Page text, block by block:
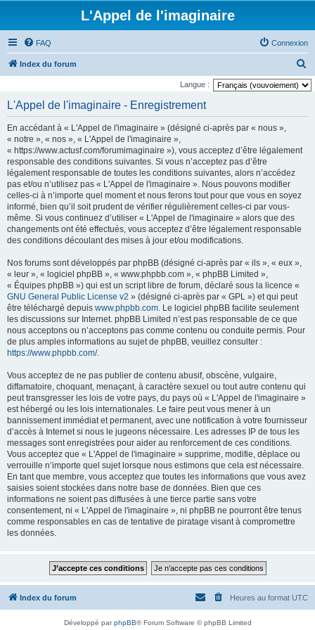
L'Appel de l'imaginaire
FAQ Connexion
Index du forum
e
Langue :
L'Appel de l'imaginaire - Enregistrement
En accédant à « L'Appel de l'imaginaire » (désigné ci-après par « nous »,
« notre », « nos », « L'Appel de l'imaginaire »,
« https://www.actusf.com/forumimaginaire »), vous acceptez d’être légalement
responsable des conditions suivantes. Si vous n’acceptez pas d’être
légalement responsable de toutes les conditions suivantes, alors n’accédez
pas et/ou n’utilisez pas « L'Appel de l'imaginaire ». Nous pouvons modifier
celles-ci à n’importe quel moment et nous ferons tout pour que vous en soyez
informé, bien qu’il soit prudent de vérifier régulièrement celles-ci par vous-
même. Si vous continuez d’utiliser « L'Appel de l'imaginaire » alors que des
changements ont été effectués, vous acceptez d’être légalement responsable
des conditions découlant des mises à jour et/ou modifications.
Nos forums sont développés par phpBB (désigné ci-après par « ils », « eux »,
« leur », « logiciel phpBB », « www.phpbb.com », « phpBB Limited »,
« Équipes phpBB ») qui est un script libre de forum, déclaré sous la licence «
GNU General Public License v2 » (désigné ci-après par « GPL ») et qui peut
être téléchargé depuis www.phpbb.com. Le logiciel phpBB facilite seulement
les discussions sur Internet. phpBB Limited n’est pas responsable de ce que
nous acceptons ou n’acceptons pas comme contenu ou conduite permis. Pour
de plus amples informations au sujet de phpBB, veuillez consulter :
https://www.phpbb.com/.
Vous acceptez de ne pas publier de contenu abusif, obscène, vulgaire,
diffamatoire, choquant, menaçant, à caractère sexuel ou tout autre contenu qui
peut transgresser les lois de votre pays, du pays où « L'Appel de l'imaginaire »
est hébergé ou les lois internationales. Le faire peut vous mener à un
bannissement immédiat et permanent, avec une notification à votre fournisseur
d’accès à Internet si nous le jugeons nécessaire. Les adresses IP de tous les
messages sont enregistrées pour aider au renforcement de ces conditions.
Vous acceptez que « L'Appel de l'imaginaire » supprime, modifie, déplace ou
verrouille n’importe quel sujet lorsque nous estimons que cela est nécessaire.
En tant que membre, vous acceptez que toutes les informations que vous avez
saisies soient stockées dans notre base de données. Bien que ces
informations ne soient pas diffusées à une tierce partie sans votre
consentement, ni « L'Appel de l'imaginaire », ni phpBB ne pourront être tenus
comme responsables en cas de tentative de piratage visant à compromettre
les données.
Index du forum Heures au format UTC
Développé parphpBB® Forum Software © phpBB Limited